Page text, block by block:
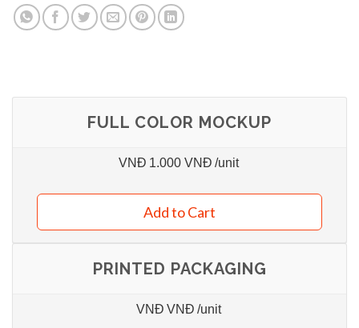
FULL COLOR MOCKUP
VNĐ 1.000 VNĐ /unit
Add to Cart
PRINTED PACKAGING
VNĐ VNĐ /unit